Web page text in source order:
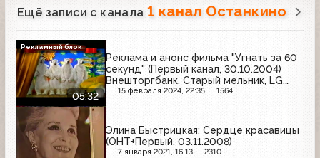
Ещё записи с канала 1 канал Останкино
05:32
Реклама и анонс фильма "Угнать за 60
секунд" (Первый канал, 30.10.2004)
Внешторгбанк, Старый мельник, LG,
Faberlic, Glamour, Brillance, Балтика,
15 февраля 2024, 22:35 1564
Рекламный блок
Элина Быстрицкая: Сердце красавицы
(ОНТ+Первый, 03.11.2008)
7 января 2021, 16:13 2310